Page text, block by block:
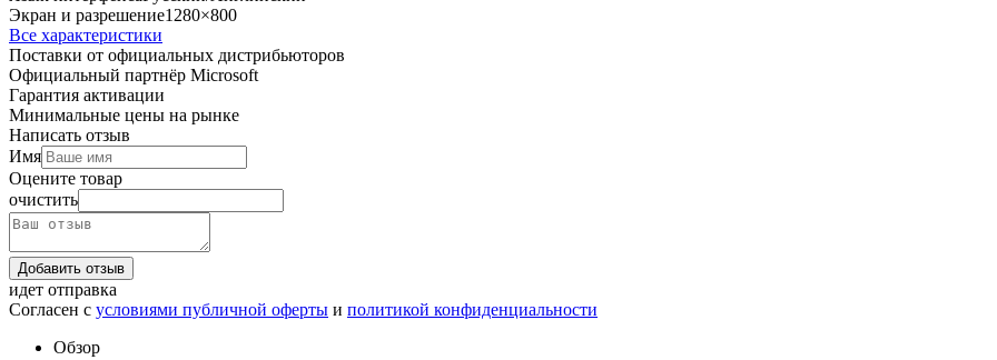
Экран и разрешение1280×800
Все характеристики
Поставки от официальных дистрибьюторов
Официальный партнёр Microsoft
Гарантия активации
Минимальные цены на рынке
Написать отзыв
Имя
Оцените товар
очистить
Добавить отзыв
идет отправка
Согласен с условиями публичной оферты и политикой конфиденциальности
Обзор